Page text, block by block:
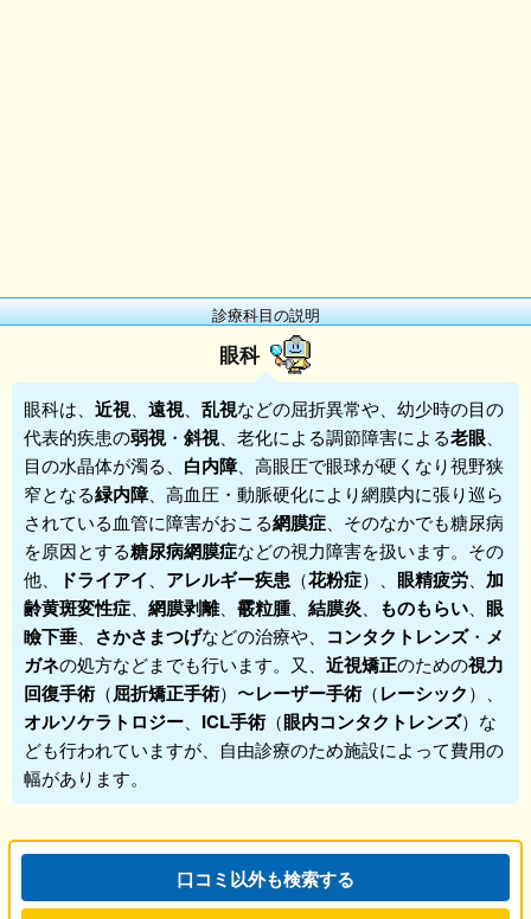
診療科目の説明
眼科
眼科は、 近視 遠視 乱視などの屈折異常や、幼少時の目の
代表的疾患の弱視 ・ 斜視 、老化による調節障害による老眼
目の水晶体が濁る、 白内障、高眼圧で眼球が硬くなり視野狭
窄となる緑内障、高血圧・動脈硬化により網膜内に張り巡ら
されている血管に障害がおこる網膜症 、そのなかでも糖尿病
を原因とする糖尿病網膜症などの視力障害を扱います。その
他、
ドライアイ アレルギー疾患 （花粉症）、 眼精疲労
加
齢黄斑変性症
網膜剥離、 霰粒腫、 結膜炎 ものもらい
眼
瞼下垂
さかさまつげなどの治療や、 コンタクトレンズ・ メ
ガネの処方などまでも行います。又、 近視矯正のための視力
回復手術（屈折矯正手術）〜レーザー手術（レーシック）、
オルソケラトロジー ICL手術（眼内コンタクトレンズ）な
ども行われていますが、自由診療のため施設によって費用の
幅があります。
口コミ以外も検索する